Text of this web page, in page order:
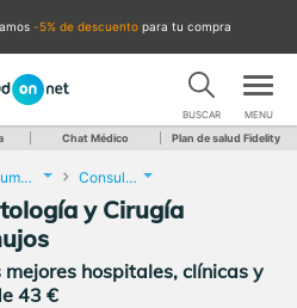
-5% de descuento para tu compra
BUSCAR MENU
Chat Médico Plan de salud Fidelity
Traumatología y Cirugía Ortopédica Consulta de Traumatología y Cirugía Ortopédica
y Cirugía
hospitales, clínicas y
43 €